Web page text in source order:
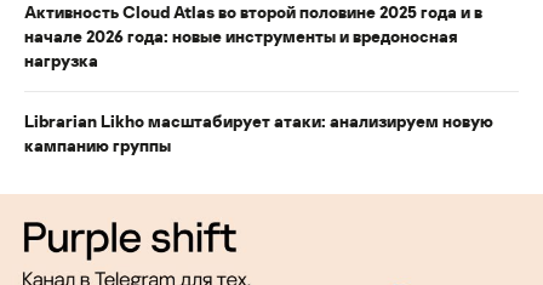
Активность Cloud Atlas во второй половине 2025 года и в
начале 2026 года: новые инструменты и вредоносная
нагрузка
Librarian Likho масштабирует атаки: анализируем новую
кампанию группы